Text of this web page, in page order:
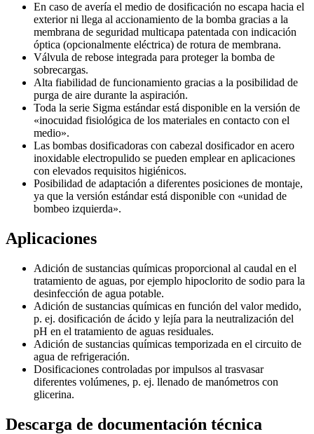
En caso de avería el medio de dosificación no escapa hacia el
exterior ni llega al accionamiento de la bomba gracias a la
membrana de seguridad multicapa patentada con indicación
óptica (opcionalmente eléctrica) de rotura de membrana.
Válvula de rebose integrada para proteger la bomba de
sobrecargas.
Alta fiabilidad de funcionamiento gracias a la posibilidad de
purga de aire durante la aspiración.
Toda la serie Sigma estándar está disponible en la versión de
«inocuidad fisiológica de los materiales en contacto con el
medio».
Las bombas dosificadoras con cabezal dosificador en acero
inoxidable electropulido se pueden emplear en aplicaciones
con elevados requisitos higiénicos.
Posibilidad de adaptación a diferentes posiciones de montaje,
ya que la versión estándar está disponible con «unidad de
bombeo izquierda».
Aplicaciones
Adición de sustancias químicas proporcional al caudal en el
tratamiento de aguas, por ejemplo hipoclorito de sodio para la
desinfección de agua potable.
Adición de sustancias químicas en función del valor medido,
p. ej. dosificación de ácido y lejía para la neutralización del
pH en el tratamiento de aguas residuales.
Adición de sustancias químicas temporizada en el circuito de
agua de refrigeración.
Dosificaciones controladas por impulsos al trasvasar
diferentes volúmenes, p. ej. llenado de manómetros con
glicerina.
Descarga de documentación técnica